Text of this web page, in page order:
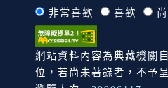
非常喜歡 喜歡 尚
網站資料內容為典藏機關
位，若尚未著錄者，不予